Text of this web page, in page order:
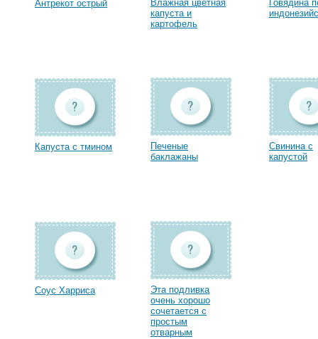
Антрекот острый
Влажная цветная
капуста и
картофель
Говядина
Капуста с тмином
Печеные
баклажаны
Свинина с
капустой
Соус Харриса
Эта подливка
очень хорошо
сочетается с
простым
отварным